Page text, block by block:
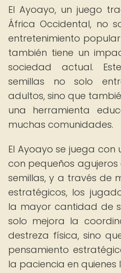
El Ayoayo, un juego
África Occidental, no
entretenimiento
también tiene un
sociedad actual.
semillas no solo
adultos, sino que
una herramienta
muchas comunidades.
El Ayoayo se juega
con pequeños
semillas, y a través de
estratégicos, los
la mayor cantidad de
solo mejora la
destreza física, sino
pensamiento
la paciencia en quienes